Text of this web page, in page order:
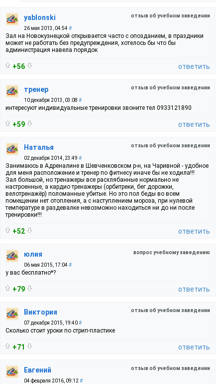
отзыв об учебном заведении
yablonski
26 мая 2013, 04:54 #
Зал на Новокузнецкой открывается часто с опозданием, в праздники
может не работать без предупреждения, хотелось бы что бы
администрация навела порядок
+56 ответить
отзыв об учебном заведении
тренер
10 декабря 2013, 03:08 #
интересуют индивидуальные тренировки звоните тел 0933121890
+59 ответить
отзыв об учебном заведении
Наталья
02 декабря 2014, 23:49 #
Занимаюсь в Адреналине в Шевченковском р-н, на Чаривной - удобное
для меня расположение и тренер по фитнесу иначе бы не ходила!!!
Зал большой, но тренажеры все расхлябанные нормально не
настроенные, а кардио тренажеры (орбитреки, бег.дорожки,
велотренажёр) поломанные убитые. Но это пол беды во всем
помещении нет отопления, а с наступлением мороза, при нулевой
температуре в раздевалке невозможно находиться ни до ни после
тренировки!!!
+52 ответить
вопрос учебному заведению
юлия
06 мая 2015, 17:04 #
у вас бесплатно*?
+79 ответить
отзыв об учебном заведении
Виктория
07 декабря 2015, 19:40#
Сколько стоит уроки по стрип-пластике
+71 ответить
отзыв об учебном заведении
Евгений
04 февраля 2016, 09:12 #